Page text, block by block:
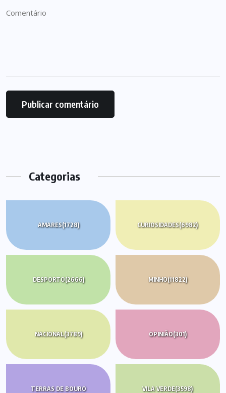
Categorias
AMARES(1728) CURIOSIDADES(6982)
DESPORTO(2666) MINHO(11822)
NACIONAL(3789) OPINIÃO(301)
TERRAS DE BOURO
VILA VERDE(3598)